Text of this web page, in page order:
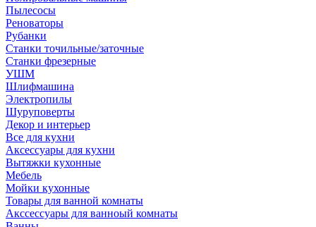
Пылесосы
Реноваторы
Рубанки
Станки точильные/заточные
Станки фрезерные
УШМ
Шлифмашина
Электропилы
Шуруповерты
Декор и интерьер
Все для кухни
Аксессуары для кухни
Вытяжки кухонные
Мебель
Мойки кухонные
Товары для ванной комнаты
Акссессуары для ванноый комнаты